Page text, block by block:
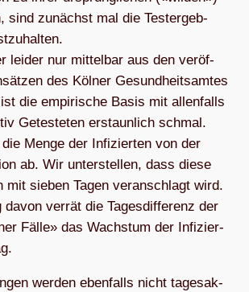
sind zunächst mal die Test­ergeb­
lei­der nur mit­tel­bar aus den ver­öf­
des Köl­ner Gesund­heits­am­tes
die empi­ri­sche Basis mit allen­falls
Getes­te­ten erstaun­lich schmal.
Menge der Infi­zier­ten von der
ab. Wir unter­stel­len, dass diese
mit sie­ben Tagen ver­an­schlagt wird.
davon ver­rät die Tages­dif­fe­renz der
Fälle» das Wachs­tum der Infi­zier­
wer­den eben­falls nicht tages­ak­